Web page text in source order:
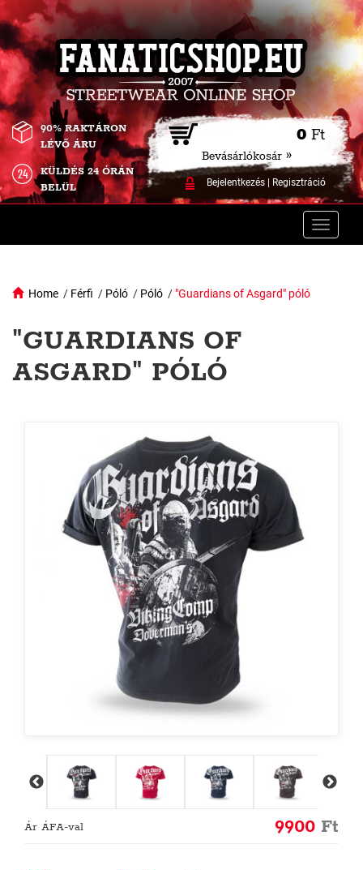
0 Ft
Bevásárlókosár »
Bejelentkezés| Regisztráció
90% RAKTÁRON
LÉVŐ ÁRU
KÜLDÉS 24 ÓRÁN
BELÜL
Toggle
Home / Férfi / Póló / Póló / "Guardians of Asgard" póló
"GUARDIANS OF
ASGARD" PÓLÓ
Ár ÁFA-val 9900 Ft